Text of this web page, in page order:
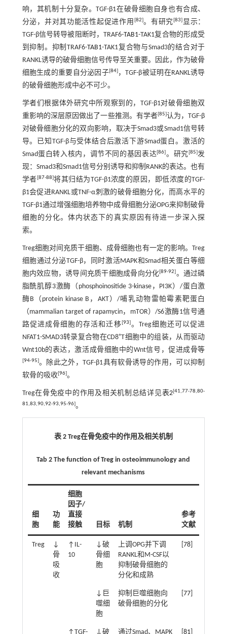
响，其机制十分复杂。TGF-β1在破骨细胞自身也有合成、
分泌，并对其功能活性起促进作用 [82]。有研究[83]显示：
TGF-β信号转导被阻断时，TRAF6-TAB1-TAK1复合物的形成受
到抑制。抑制TRAF6-TAB1-TAK1复合物与Smad3的结合对于
RANKL诱导的破骨细胞信号传导至关重要。因此，作为破骨
细胞生成的重要自分泌因子[84]，TGF-β被证明在RANKL诱导
的破骨细胞形成中必不可少。
学者们根据体外研究中所观察到的，TGF-β1对破骨细胞双
重影响的深层原因做出了一些推测。有学者[85]认为，TGF-β
对破骨细胞分化的双向影响，取决于Smad3或Smad1信号转
导。已知TGF-β与受体结合后激活下游Smad蛋白。激活的
Smad蛋白转入核内，调节不同的基因表达[86]。研究[85]发
现：Smad3和Smad1信号分别诱导和抑制RANK的表达。也有
学者[87-88]将其归结为TGF-β1浓度的原因，即低浓度的TGF-
β1会促进RANKL或TNF-α刺激的破骨细胞分化，而高水平的
TGF-β1通过增强细胞培养物中成骨细胞分泌OPG来抑制破骨
细胞的分化。体内状态下的真实原因有待进一步深入探
索。
Treg细胞对间充质干细胞、成骨细胞也有一定的影响。Treg
细胞通过分泌TGF-β，同时激活MAPK和Smad相关蛋白等细
胞内效应物，诱导间充质干细胞成骨向分化[89-92]。通过磷
脂酰肌醇3激酶（phosphoinositide 3-kinase，PI3K）/蛋白激
酶B（protein kinase B，AKT）/哺乳动物雷帕霉素靶蛋白
（mammalian target of rapamycin，mTOR）/S6激酶1信号通
路促进成骨细胞的存活和迁移[93]。Treg细胞还可以促进
NFAT1-SMAD3转录复合物在CD8+T细胞中的组装，从而驱动
Wnt10b的表达，激活成骨细胞中的Wnt信号，促进成骨等
[94-95]。除此之外，TGF-β1具有软骨诱导的作用，可以抑制
软骨的吸收[96]。
Treg在骨免疫中的作用及相关机制总结详见表2[41,77-78,80-
81,83,90,92-93,95-96]。
表 2 Treg在骨免疫中的作用及相关机制
Tab 2 The function of Treg in osteoimmunology and
relevant mechanisms
细
胞
功
能
细胞
因子/
直接
接触
目标 机制
参考
文献
Treg
↓
骨
吸
收
↑IL-
10
↓破
骨细
胞
上调OPG并下调
RANKL和M-CSF以
抑制破骨细胞的
分化和成熟
78]
↓巨
噬细
胞
抑制巨噬细胞向
破骨细胞的分化
77]
↑TGF- ↓破 通过Smad、MAPK 81]